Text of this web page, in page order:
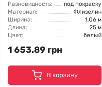
Разновидность:
под покраску
Материал:
Флизелин
Ширина:
1,06 м
Длина:
25 м
Цвет:
белый
1 653.89 грн
В корзину